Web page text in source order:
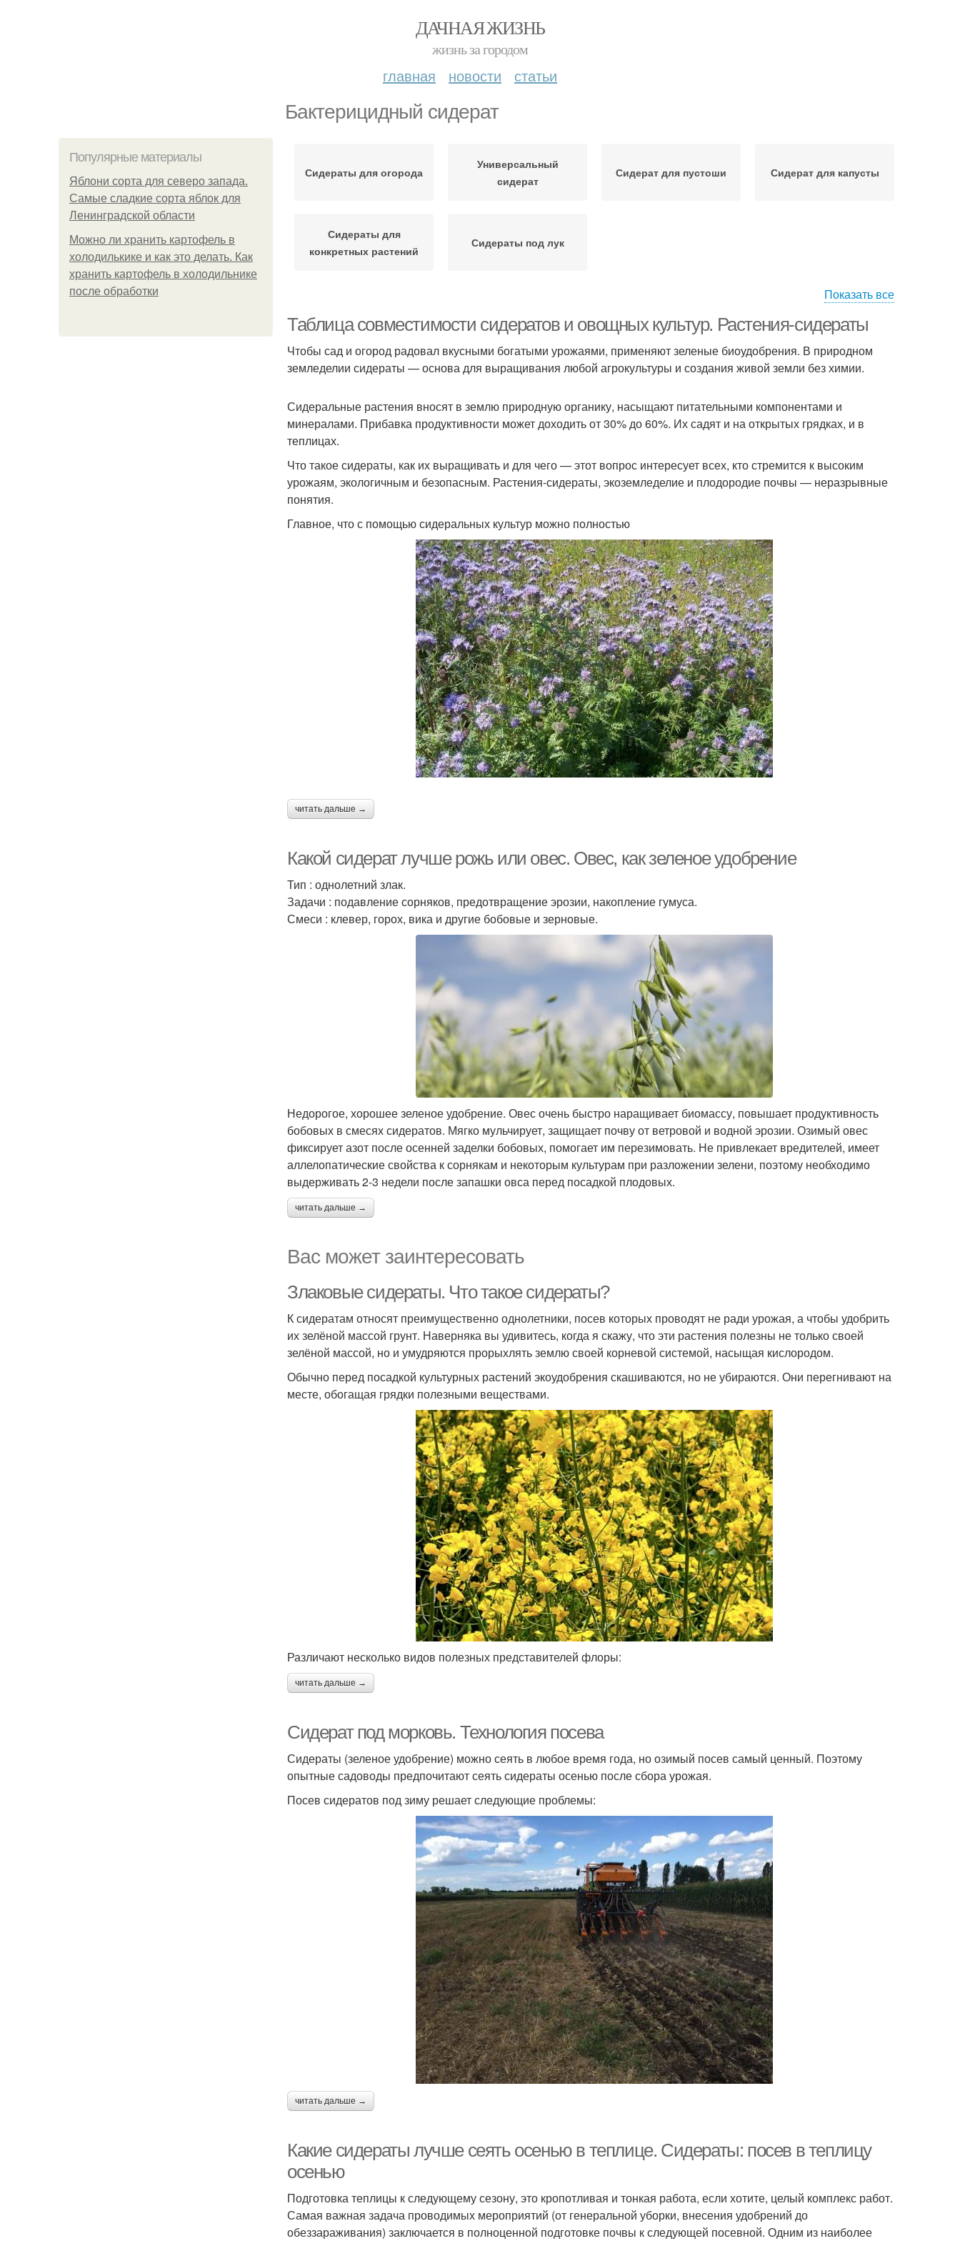
ДАЧНАЯ ЖИЗНЬ
жизнь за городом
главная новости статьи
Бактерицидный сидерат
Популярные материалы
Яблони сорта для северо запада.
Самые сладкие сорта яблок для
Ленинградской области
Можно ли хранить картофель в
холодилькике и как это делать. Как
хранить картофель в холодильнике
после обработки
Сидераты для огорода
Универсальный
сидерат
Сидерат для пустоши Сидерат для капусты
Сидераты для
конкретных растений
Сидераты под лук
Показать все
Таблица совместимости сидератов и овощных культур. Растения-сидераты
Чтобы сад и огород радовал вкусными богатыми урожаями, применяют зеленые биоудобрения. В природном
земледелии сидераты — основа для выращивания любой агрокультуры и создания живой земли без химии.
Сидеральные растения вносят в землю природную органику, насыщают питательными компонентами и
минералами. Прибавка продуктивности может доходить от 30% до 60%. Их садят и на открытых грядках, и в
теплицах.
Что такое сидераты, как их выращивать и для чего — этот вопрос интересует всех, кто стремится к высоким
урожаям, экологичным и безопасным. Растения-сидераты, экоземледелие и плодородие почвы — неразрывные
понятия.
Главное, что с помощью сидеральных культур можно полностью
читать дальше →
Какой сидерат лучше рожь или овес. Овес, как зеленое удобрение
Тип : однолетний злак.
Задачи : подавление сорняков, предотвращение эрозии, накопление гумуса.
Смеси : клевер, горох, вика и другие бобовые и зерновые.
Недорогое, хорошее зеленое удобрение. Овес очень быстро наращивает биомассу, повышает продуктивность
бобовых в смесях сидератов. Мягко мульчирует, защищает почву от ветровой и водной эрозии. Озимый овес
фиксирует азот после осенней заделки бобовых, помогает им перезимовать. Не привлекает вредителей, имеет
аллелопатические свойства к сорнякам и некоторым культурам при разложении зелени, поэтому необходимо
выдерживать 2-3 недели после запашки овса перед посадкой плодовых.
читать дальше →
Вас может заинтересовать
Злаковые сидераты. Что такое сидераты?
К сидератам относят преимущественно однолетники, посев которых проводят не ради урожая, а чтобы удобрить
их зелёной массой грунт. Наверняка вы удивитесь, когда я скажу, что эти растения полезны не только своей
зелёной массой, но и умудряются прорыхлять землю своей корневой системой, насыщая кислородом.
Обычно перед посадкой культурных растений экоудобрения скашиваются, но не убираются. Они перегнивают на
месте, обогащая грядки полезными веществами.
Различают несколько видов полезных представителей флоры:
читать дальше →
Сидерат под морковь. Технология посева
Сидераты (зеленое удобрение) можно сеять в любое время года, но озимый посев самый ценный. Поэтому
опытные садоводы предпочитают сеять сидераты осенью после сбора урожая.
Посев сидератов под зиму решает следующие проблемы:
читать дальше →
Какие сидераты лучше сеять осенью в теплице. Сидераты: посев в теплицу
осенью
Подготовка теплицы к следующему сезону, это кропотливая и тонкая работа, если хотите, целый комплекс работ.
Самая важная задача проводимых мероприятий (от генеральной уборки, внесения удобрений до
обеззараживания) заключается в полноценной подготовке почвы к следующей посевной. Одним из наиболее